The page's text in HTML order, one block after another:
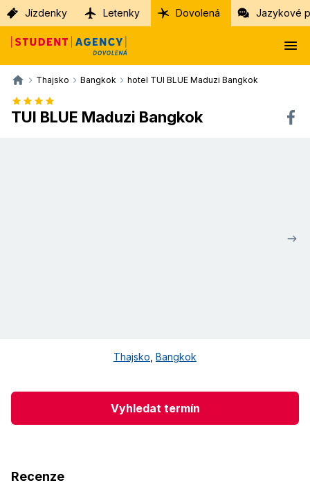
Jízdenky Letenky Dovolená Jazykové
Thajsko Bangkok hotel TUI BLUE Maduzi Bangkok
TUI BLUE Maduzi Bangkok
Thajsko Bangkok
Vyhledat termín
Recenze